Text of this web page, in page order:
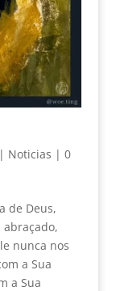
Noticias | 0
de Deus,
nunca nos
a Sua
a Sua